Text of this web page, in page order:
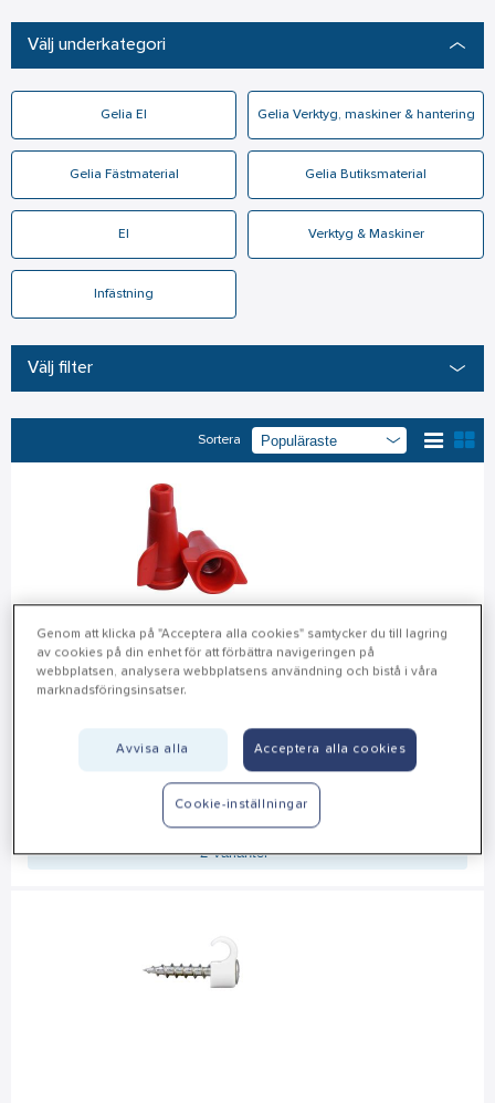
Välj underkategori
Gelia El Gelia Verktyg, maskiner & hantering
Gelia Fästmaterial Gelia Butiksmaterial
El Verktyg & Maskiner
Infästning
Välj filter
Sortera
Kopplingsklämma, Torix T6
Toppklämma Torix T6 för 0,5-6,0 mm². Godkänd för koppling
av en-, fler-, mång- och extra mångtrådiga ledare och
kombinationer av dessa. Försedd med testhål för
spänningsprovning utan demontering som dock kan göras.
2 Varianter
Genom att klicka på "Acceptera alla cookies" samtycker du till lagring
av cookies på din enhet för att förbättra navigeringen på
webbplatsen, analysera webbplatsens användning och bistå i våra
marknadsföringsinsatser.
Avvisa alla Acceptera alla cookies
Cookie-inställningar